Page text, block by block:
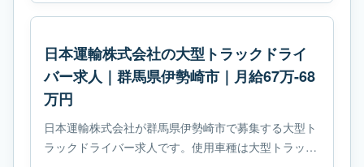
日本運輸株式会社の大型トラックドライ
バー求人｜群馬県伊勢崎市｜月給67万-68
万円
日本運輸株式会社が群馬県伊勢崎市で募集する大型ト
ラックドライバー求人です。使用車種は大型トラック